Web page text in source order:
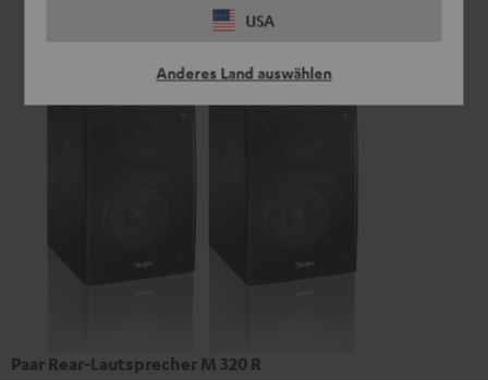
USA
Anderes Land auswählen
Paar Rear-Lautsprecher M 320 R